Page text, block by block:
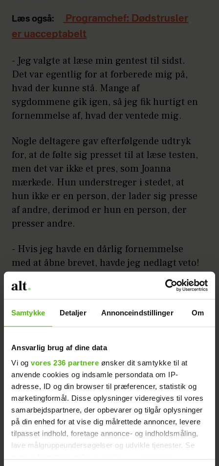
Samtykke Detaljer Annonceindstillinger Om
Ansvarlig brug af dine data
Vi og vores 236 partnere ønsker dit samtykke til at
anvende cookies og indsamle persondata om IP-
adresse, ID og din browser til præferencer, statistik og
marketingformål. Disse oplysninger videregives til vores
samarbejdspartnere, der opbevarer og tilgår oplysninger
på din enhed for at vise dig målrettede annoncer, levere
tilpasset indhold, foretage annonce- og indholdsmåling,
lave målgruppeundersøgelser og udvikle tjenester. Se
Læs også:
Programchef: Dødstrusler
er uacceptabelt
- Jeg valgte at læse min gentest til sidst.
Det var egentlig for at forberede mig på,
hvad der kunne stå. Mange af
sygdommene gik igen, så jeg fik hurtigt en
fornemmelse af, hvad der ventede mig.
Nogle deltagere gav efterfølgende udtryk
for, at de følte sig presset til at læse testen,
men det var ikke et pres, som Joanna
mærkede. Hun understreger i stedet, at
hun ikke er en person, der lader sig presse
af andre, derimod er hun en person, der
presser andre.
- Hvis jeg havde en dårlig fornemmelse
med at åbne brevet, havde jeg nedlagt veto!
Psykisk hårdt spil
Annonce
Mange af deltagerne følte, at det var en
test, der kom meget tæt på dem selv. Flere
gav udtryk for, at et sådant brev ville de
læse op med familie og venner - og ikke for